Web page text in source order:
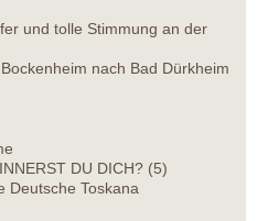
und tolle Stimmung an der
nach Bad Dürkheim
DU DICH? (5)
Deutsche Toskana